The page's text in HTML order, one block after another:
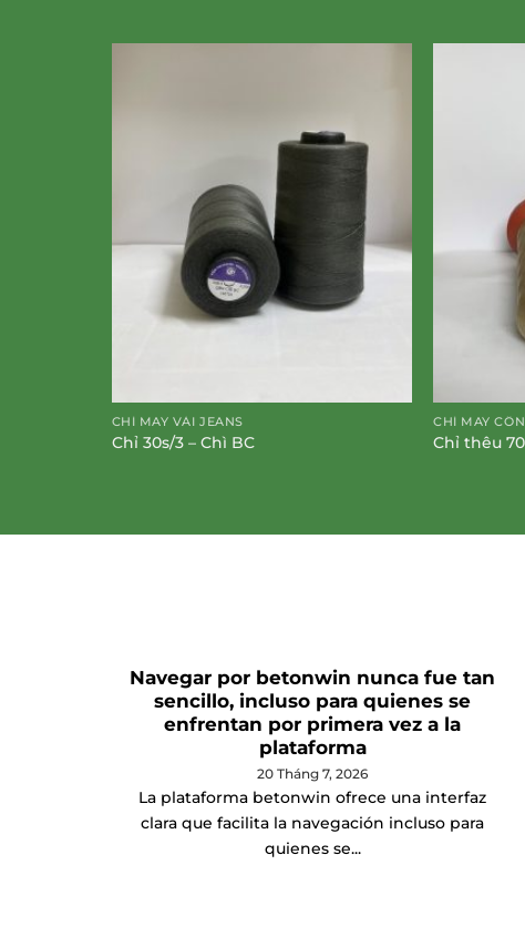
CHỈ MAY VẢI JEANS
Chỉ 30s/3 – Chì BC
CHỈ MAY
Chỉ thêu
Navegar por betonwin nunca fue tan
sencillo, incluso para quienes se
enfrentan por primera vez a la
plataforma
20 Tháng 7, 2026
La plataforma betonwin ofrece una interfaz
clara que facilita la navegación incluso para
quienes se...